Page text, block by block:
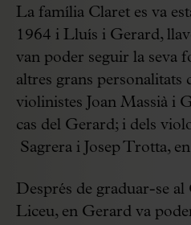
La família Claret es va
1964 i Lluís i Gerard,
van poder seguir la seva
altres grans personalitats
violinistes Joan Massià i
cas del Gerard; i dels
Sagrera i Josep Trotta,
Després de graduar-se
Liceu, en Gerard va